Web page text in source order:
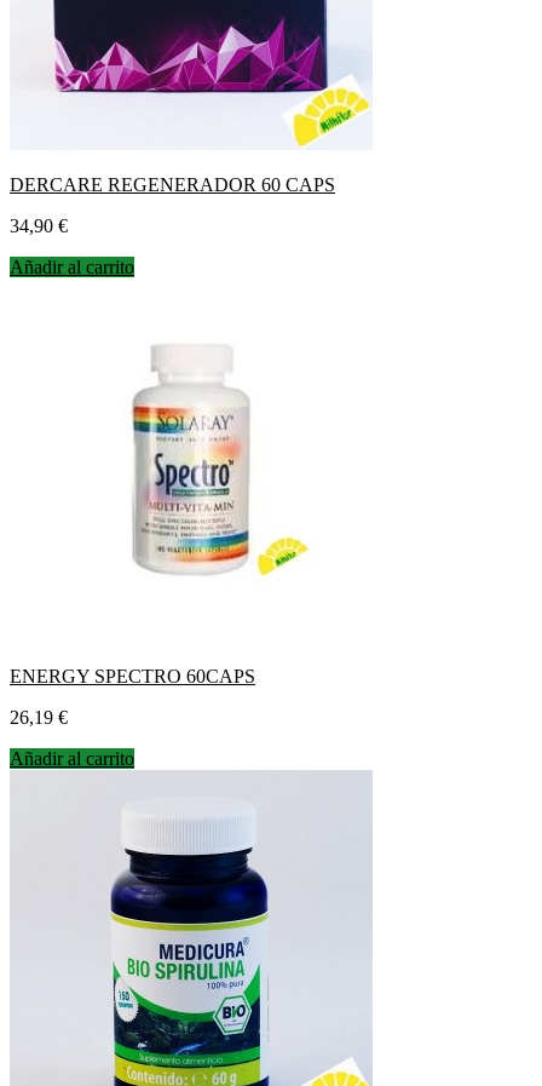
DERCARE REGENERADOR 60 CAPS
Precio
34,90 €
Añadir al carrito
ENERGY SPECTRO 60CAPS
Precio
26,19 €
Añadir al carrito